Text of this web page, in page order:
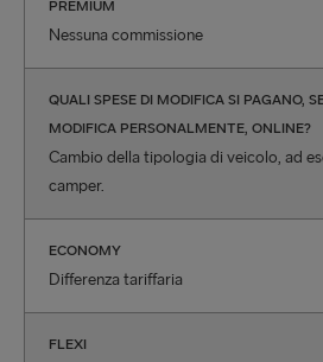
PREMIUM
Nessuna commissione
QUALI SPESE DI MODIFICA SI PAGANO,
MODIFICA PERSONALMENTE, ONLINE?
Cambio della tipologia di veicolo, ad
camper.
ECONOMY
Differenza tariffaria
FLEXI